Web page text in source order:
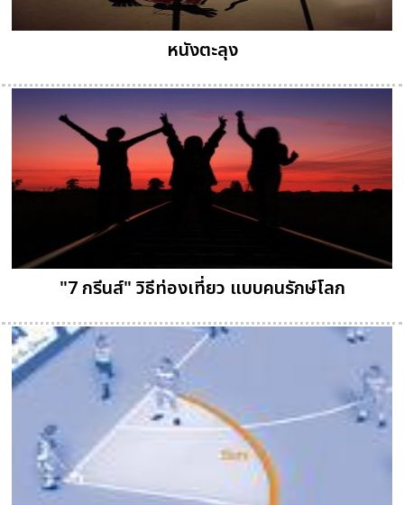
หนังตะลุง
"7 กรีนส์" วิธีท่องเที่ยว แบบคนรักษ์โลก